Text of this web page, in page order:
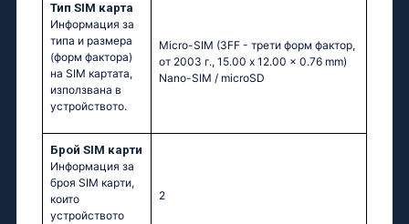
Тип SIM карта
Информация за
типа и размера
(форм фактора)
на SIM картата,
използвана в
устройството.
Micro-SIM (3FF - трети форм фактор,
от 2003 г., 15.00 x 12.00 x 0.76 mm)
Nano-SIM / microSD
Брой SIM карти
Информация за
броя SIM карти,
които
устройството
2